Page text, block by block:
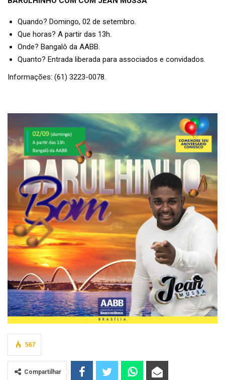
Quando? Domingo, 02 de setembro.
Que horas? A partir das 13h.
Onde? Bangalô da AABB.
Quanto? Entrada liberada para associados e convidados.
Informações: (61) 3223-0078.
567
Compartilhar